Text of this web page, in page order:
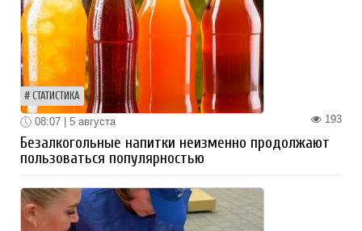
СТАТИСТИКА
193
08:07 | 5 августа
Безалкогольные напитки неизменно продолжают
пользоваться популярностью